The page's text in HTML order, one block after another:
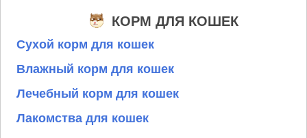
КОРМ ДЛЯ КОШЕК
Сухой корм для кошек
Влажный корм для кошек
Лечебный корм для кошек
Лакомства для кошек